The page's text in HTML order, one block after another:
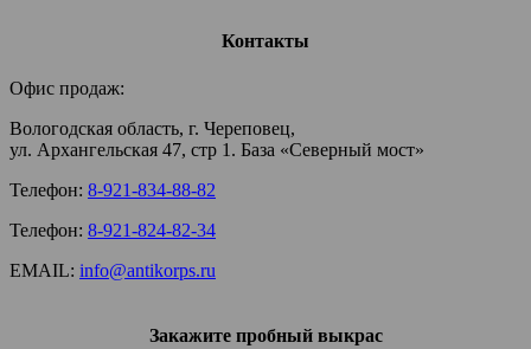
Контакты
Офис продаж:
Вологодская область, г. Череповец,
ул. Архангельская 47, стр 1. База «Северный мост»
Телефон: 8-921-834-88-82
Телефон: 8-921-824-82-34
EMAIL: info@antikorps.ru
Закажите пробный выкрас